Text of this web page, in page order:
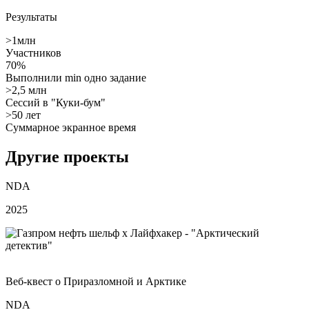
Результаты
>1млн
Участников
70%
Выполнили min одно задание
>2,5 млн
Сессий в "Куки‑бум"
>50 лет
Суммарное экранное время
Другие проекты
NDA
2025
Веб‑квест о Приразломной и Арктике
NDA